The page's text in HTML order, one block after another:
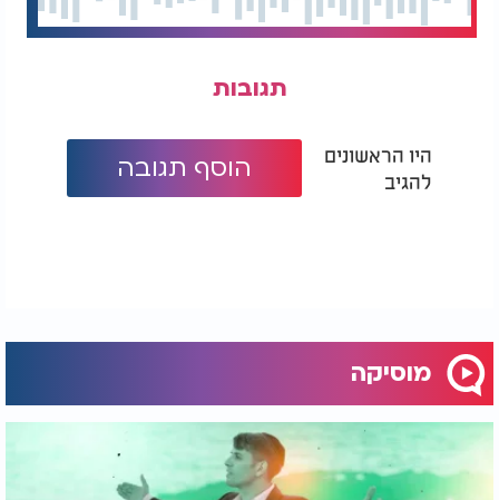
תגובות
היו הראשונים
להגיב
הוסף תגובה
מוסיקה